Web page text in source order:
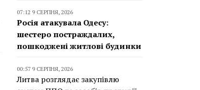
07:12 9 СЕРПНЯ, 2026
Росія атакувала Одесу:
шестеро постраждалих,
пошкоджені житлові будинки
00:57 9 СЕРПНЯ, 2026
Литва розглядає закупівлю